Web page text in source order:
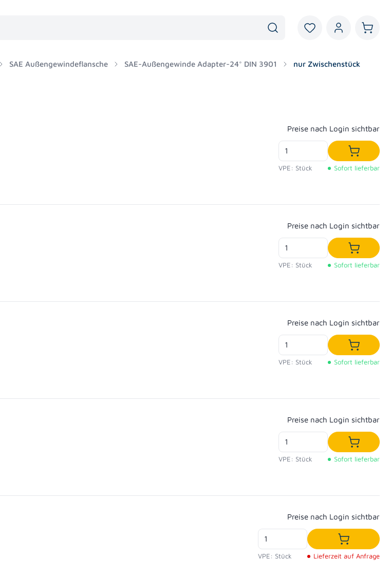
Du hast 0 Produkte
SAE Außengewindeflansche SAE-Außengewinde Adapter-24° DIN 3901 nur Zwischenstück
Regulärer Preis:
Preise nach Login sichtbar
VPE: Stück
In den
Sofort lieferbar
Regulärer Preis:
Preise nach Login sichtbar
VPE: Stück
In den
Sofort lieferbar
Regulärer Preis:
Preise nach Login sichtbar
VPE: Stück
In den
Sofort lieferbar
Regulärer Preis:
Preise nach Login sichtbar
VPE: Stück
In den
Sofort lieferbar
Regulärer Preis:
Preise nach Login sichtbar
VPE: Stück
In den
Lieferzeit auf Anfrage